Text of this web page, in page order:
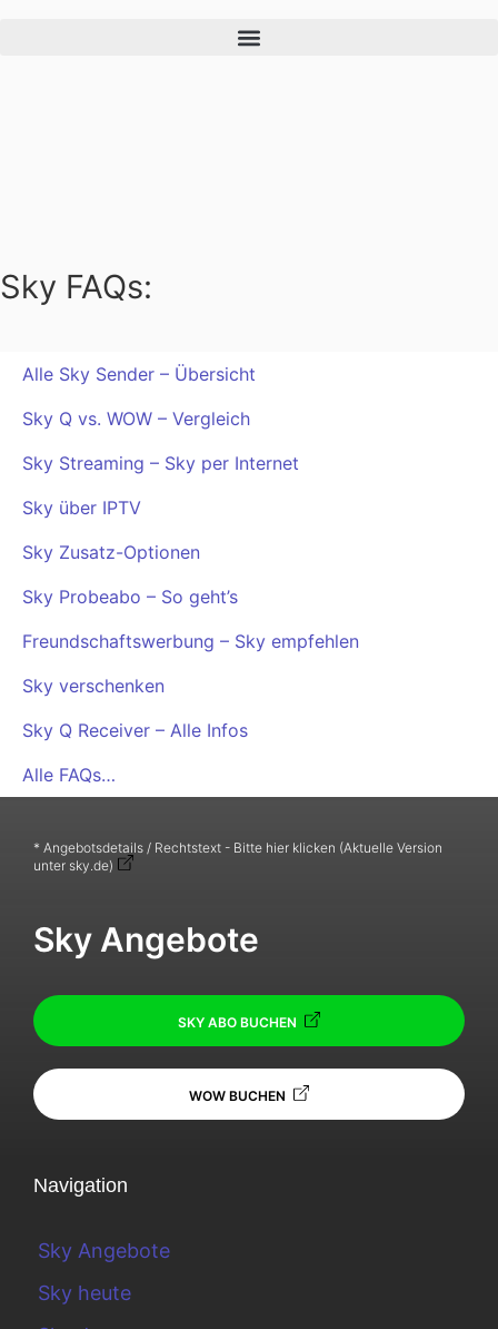
Sky FAQs:
Alle Sky Sender – Übersicht
Sky Q vs. WOW – Vergleich
Sky Streaming – Sky per Internet
Sky über IPTV
Sky Zusatz-Optionen
Sky Probeabo – So geht’s
Freundschaftswerbung – Sky empfehlen
Sky verschenken
Sky Q Receiver – Alle Infos
Alle FAQs…
* Angebotsdetails / Rechtstext - Bitte hier klicken (Aktuelle Version
unter sky.de)
Sky Angebote
SKY ABO BUCHEN
WOW BUCHEN
Navigation
Sky Angebote
Sky heute